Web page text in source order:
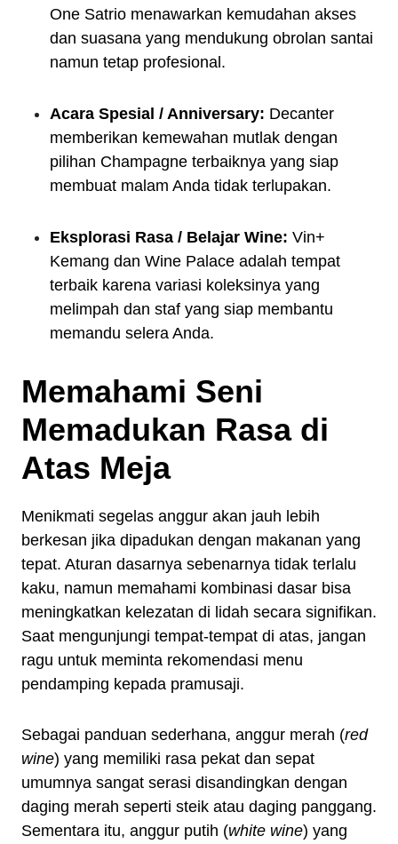
One Satrio menawarkan kemudahan akses
dan suasana yang mendukung obrolan santai
namun tetap profesional.
Acara Spesial / Anniversary: Decanter
memberikan kemewahan mutlak dengan
pilihan Champagne terbaiknya yang siap
membuat malam Anda tidak terlupakan.
Eksplorasi Rasa / Belajar Wine: Vin+
Kemang dan Wine Palace adalah tempat
terbaik karena variasi koleksinya yang
melimpah dan staf yang siap membantu
memandu selera Anda.
Memahami Seni
Memadukan Rasa di
Atas Meja
Menikmati segelas anggur akan jauh lebih
berkesan jika dipadukan dengan makanan yang
tepat. Aturan dasarnya sebenarnya tidak terlalu
kaku, namun memahami kombinasi dasar bisa
meningkatkan kelezatan di lidah secara signifikan.
Saat mengunjungi tempat-tempat di atas, jangan
ragu untuk meminta rekomendasi menu
pendamping kepada pramusaji.
Sebagai panduan sederhana, anggur merah (red
wine) yang memiliki rasa pekat dan sepat
umumnya sangat serasi disandingkan dengan
daging merah seperti steik atau daging panggang.
Sementara itu, anggur putih (white wine) yang